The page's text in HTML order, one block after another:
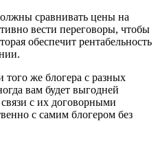
сравнивать цены на
вести переговоры, чтобы
обеспечит рентабельность
же блогера с разных
вам будет выгодней
связи с их договорными
с самим блогером без